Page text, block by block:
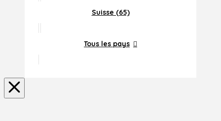
Suisse (65)
Tous les pays